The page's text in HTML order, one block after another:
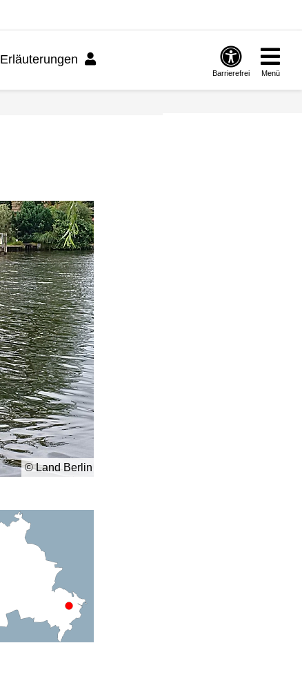
Erläuterungen
Barrierefrei Menü
© Land Berlin